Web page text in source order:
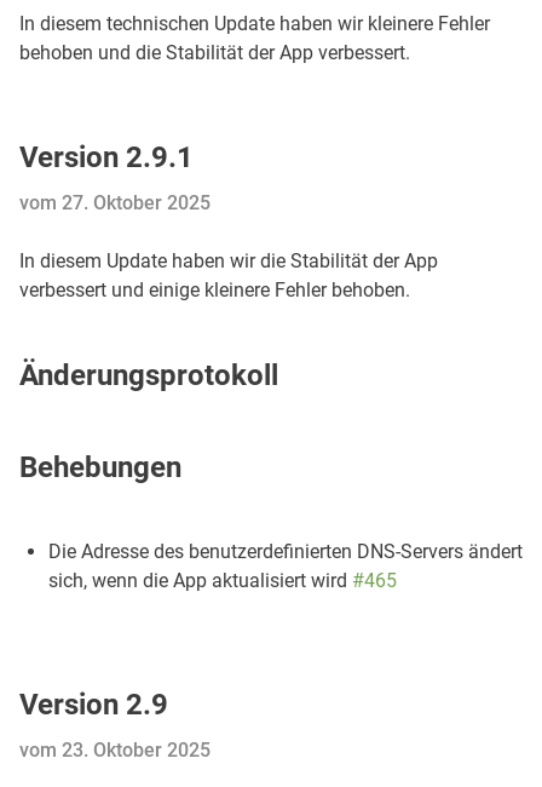
In diesem technischen Update haben wir kleinere Fehler
behoben und die Stabilität der App verbessert.
Version 2.9.1
vom 27. Oktober 2025
In diesem Update haben wir die Stabilität der App
verbessert und einige kleinere Fehler behoben.
Änderungsprotokoll
Behebungen
Die Adresse des benutzerdefinierten DNS-Servers ändert
sich, wenn die App aktualisiert wird #465
Version 2.9
vom 23. Oktober 2025